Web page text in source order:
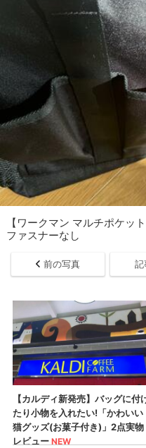
【ワークマン マルチポケッ
ファスナーなし
前の写真 記